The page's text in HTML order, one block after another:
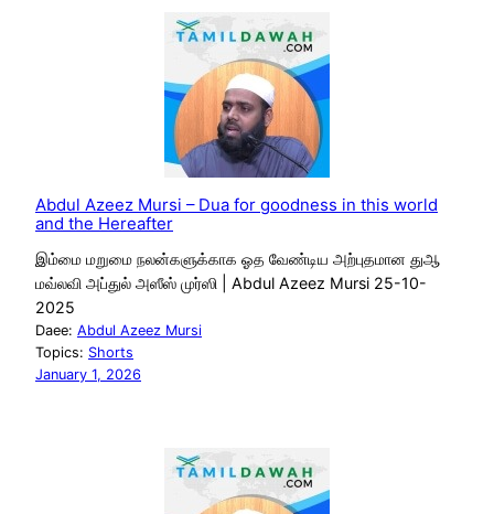
Abdul Azeez Mursi – Dua for goodness in this world
and the Hereafter
இம்மை மறுமை நலன்களுக்காக ஓத வேண்டிய அற்புதமான துஆ
மவ்லவி அப்துல் அஸீஸ் முர்ஸி | Abdul Azeez Mursi 25-10-
2025
Daee: Abdul Azeez Mursi
Topics: Shorts
January 1, 2026